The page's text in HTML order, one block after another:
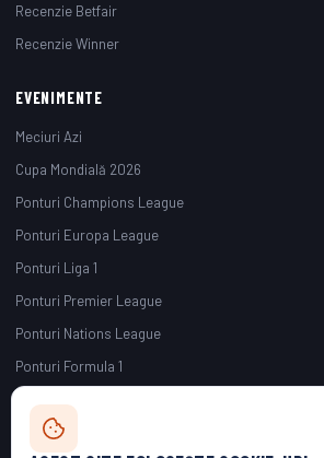
Recenzie Betfair
Recenzie Winner
EVENIMENTE
Meciuri Azi
Cupa Mondială 2026
Ponturi Champions League
Ponturi Europa League
Ponturi Liga 1
Ponturi Premier League
Ponturi Nations League
Ponturi Formula 1
Decizia ONJN nr.191/17.04.2026, Licența: